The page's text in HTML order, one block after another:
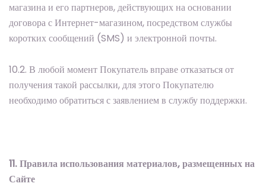
магазина и его партнеров, действующих на основании
договора с Интернет-магазином, посредством службы
коротких сообщений (SMS) и электронной почты.
10.2. В любой момент Покупатель вправе отказаться от
получения такой рассылки, для этого Покупателю
необходимо обратиться с заявлением в службу поддержки.
11. Правила использования материалов, размещенных на
Сайте